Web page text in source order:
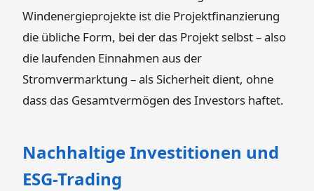
Windenergieprojekte ist die Projektfinanzierung
die übliche Form, bei der das Projekt selbst – also
die laufenden Einnahmen aus der
Stromvermarktung – als Sicherheit dient, ohne
dass das Gesamtvermögen des Investors haftet.
Nachhaltige Investitionen und
ESG-Trading